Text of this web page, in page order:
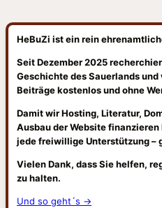
HeBuZi ist ein rein
Seit Dezember 2025
Geschichte des Sauerlands
Beiträge kostenlos und ohne
Damit wir Hosting, Literatur,
Ausbau der Website
jede freiwillige Unterstützung –
Vielen Dank, dass Sie helfen,
zu halten.
Und so geht´s →